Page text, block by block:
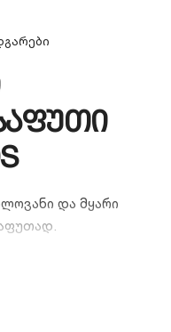
და მყარი